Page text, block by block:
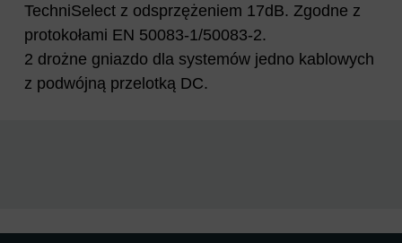
TechniSelect z odsprzężeniem 17dB. Zgodne z
protokołami EN 50083-1/50083-2.
2 drożne gniazdo dla systemów jedno kablowych
z podwójną przelotką DC.